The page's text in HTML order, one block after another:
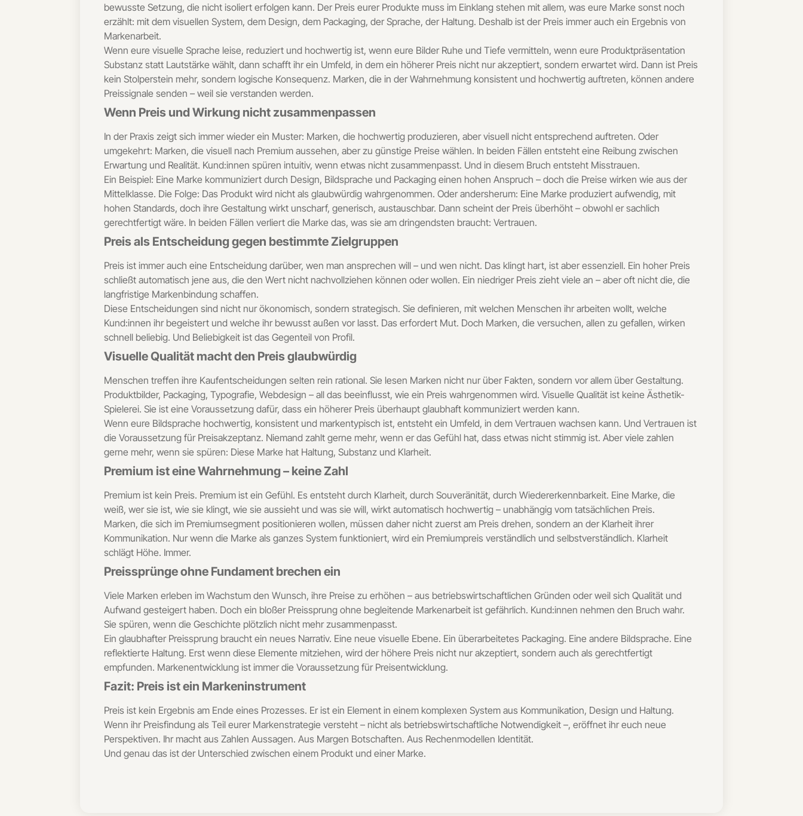
bewusste Setzung, die nicht isoliert erfolgen kann. Der Preis eurer Produkte muss im Einklang stehen mit allem, was eure Marke sonst noch
erzählt: mit dem visuellen System, dem Design, dem Packaging, der Sprache, der Haltung. Deshalb ist der Preis immer auch ein Ergebnis von
Markenarbeit.
Wenn eure visuelle Sprache leise, reduziert und hochwertig ist, wenn eure Bilder Ruhe und Tiefe vermitteln, wenn eure Produktpräsentation
Substanz statt Lautstärke wählt, dann schafft ihr ein Umfeld, in dem ein höherer Preis nicht nur akzeptiert, sondern erwartet wird. Dann ist Preis
kein Stolperstein mehr, sondern logische Konsequenz. Marken, die in der Wahrnehmung konsistent und hochwertig auftreten, können andere
Preissignale senden – weil sie verstanden werden.
Wenn Preis und Wirkung nicht zusammenpassen
In der Praxis zeigt sich immer wieder ein Muster: Marken, die hochwertig produzieren, aber visuell nicht entsprechend auftreten. Oder
umgekehrt: Marken, die visuell nach Premium aussehen, aber zu günstige Preise wählen. In beiden Fällen entsteht eine Reibung zwischen
Erwartung und Realität. Kund:innen spüren intuitiv, wenn etwas nicht zusammenpasst. Und in diesem Bruch entsteht Misstrauen.
Ein Beispiel: Eine Marke kommuniziert durch Design, Bildsprache und Packaging einen hohen Anspruch – doch die Preise wirken wie aus der
Mittelklasse. Die Folge: Das Produkt wird nicht als glaubwürdig wahrgenommen. Oder andersherum: Eine Marke produziert aufwendig, mit
hohen Standards, doch ihre Gestaltung wirkt unscharf, generisch, austauschbar. Dann scheint der Preis überhöht – obwohl er sachlich
gerechtfertigt wäre. In beiden Fällen verliert die Marke das, was sie am dringendsten braucht: Vertrauen.
Preis als Entscheidung gegen bestimmte Zielgruppen
Preis ist immer auch eine Entscheidung darüber, wen man ansprechen will – und wen nicht. Das klingt hart, ist aber essenziell. Ein hoher Preis
schließt automatisch jene aus, die den Wert nicht nachvollziehen können oder wollen. Ein niedriger Preis zieht viele an – aber oft nicht die, die
langfristige Markenbindung schaffen.
Diese Entscheidungen sind nicht nur ökonomisch, sondern strategisch. Sie definieren, mit welchen Menschen ihr arbeiten wollt, welche
Kund:innen ihr begeistert und welche ihr bewusst außen vor lasst. Das erfordert Mut. Doch Marken, die versuchen, allen zu gefallen, wirken
schnell beliebig. Und Beliebigkeit ist das Gegenteil von Profil.
Visuelle Qualität macht den Preis glaubwürdig
Menschen treffen ihre Kaufentscheidungen selten rein rational. Sie lesen Marken nicht nur über Fakten, sondern vor allem über Gestaltung.
Produktbilder, Packaging, Typografie, Webdesign – all das beeinflusst, wie ein Preis wahrgenommen wird. Visuelle Qualität ist keine Ästhetik-
Spielerei. Sie ist eine Voraussetzung dafür, dass ein höherer Preis überhaupt glaubhaft kommuniziert werden kann.
Wenn eure Bildsprache hochwertig, konsistent und markentypisch ist, entsteht ein Umfeld, in dem Vertrauen wachsen kann. Und Vertrauen ist
die Voraussetzung für Preisakzeptanz. Niemand zahlt gerne mehr, wenn er das Gefühl hat, dass etwas nicht stimmig ist. Aber viele zahlen
gerne mehr, wenn sie spüren: Diese Marke hat Haltung, Substanz und Klarheit.
Premium ist eine Wahrnehmung – keine Zahl
Premium ist kein Preis. Premium ist ein Gefühl. Es entsteht durch Klarheit, durch Souveränität, durch Wiedererkennbarkeit. Eine Marke, die
weiß, wer sie ist, wie sie klingt, wie sie aussieht und was sie will, wirkt automatisch hochwertig – unabhängig vom tatsächlichen Preis.
Marken, die sich im Premiumsegment positionieren wollen, müssen daher nicht zuerst am Preis drehen, sondern an der Klarheit ihrer
Kommunikation. Nur wenn die Marke als ganzes System funktioniert, wird ein Premiumpreis verständlich und selbstverständlich. Klarheit
schlägt Höhe. Immer.
Preissprünge ohne Fundament brechen ein
Viele Marken erleben im Wachstum den Wunsch, ihre Preise zu erhöhen – aus betriebswirtschaftlichen Gründen oder weil sich Qualität und
Aufwand gesteigert haben. Doch ein bloßer Preissprung ohne begleitende Markenarbeit ist gefährlich. Kund:innen nehmen den Bruch wahr.
Sie spüren, wenn die Geschichte plötzlich nicht mehr zusammenpasst.
Ein glaubhafter Preissprung braucht ein neues Narrativ. Eine neue visuelle Ebene. Ein überarbeitetes Packaging. Eine andere Bildsprache. Eine
reflektierte Haltung. Erst wenn diese Elemente mitziehen, wird der höhere Preis nicht nur akzeptiert, sondern auch als gerechtfertigt
empfunden. Markenentwicklung ist immer die Voraussetzung für Preisentwicklung.
Fazit: Preis ist ein Markeninstrument
Preis ist kein Ergebnis am Ende eines Prozesses. Er ist ein Element in einem komplexen System aus Kommunikation, Design und Haltung.
Wenn ihr Preisfindung als Teil eurer Markenstrategie versteht – nicht als betriebswirtschaftliche Notwendigkeit –, eröffnet ihr euch neue
Perspektiven. Ihr macht aus Zahlen Aussagen. Aus Margen Botschaften. Aus Rechenmodellen Identität.
Und genau das ist der Unterschied zwischen einem Produkt und einer Marke.